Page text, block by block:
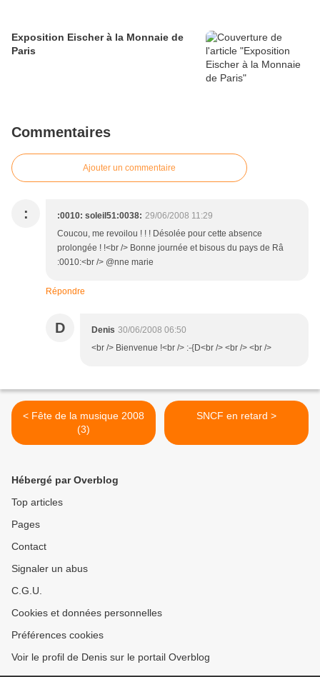
Exposition Eischer à la Monnaie de
Paris
Commentaires
Ajouter un commentaire
: :0010: soleil51:0038: 29/06/2008 11:29
Coucou, me revoilou ! ! ! Désolée pour cette absence
prolongée ! !<br /> Bonne journée et bisous du pays de Râ
:0010:<br /> @nne marie
Répondre
D Denis 30/06/2008 06:50
<br /> Bienvenue !<br /> :-{D<br /> <br /> <br />
< Fête de la musique 2008
(3)
SNCF en retard >
Hébergé par Overblog
Top articles
Pages
Contact
Signaler un abus
C.G.U.
Cookies et données personnelles
Préférences cookies
Voir le profil de Denis sur le portail Overblog